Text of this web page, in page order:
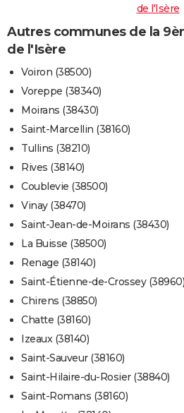
de l'Isère
Autres communes de la
de l'Isère
Voiron (38500)
Voreppe (38340)
Moirans (38430)
Saint-Marcellin (38160)
Tullins (38210)
Rives (38140)
Coublevie (38500)
Vinay (38470)
Saint-Jean-de-Moirans (38430)
La Buisse (38500)
Renage (38140)
Saint-Étienne-de-Crossey (38960)
Chirens (38850)
Chatte (38160)
Izeaux (38140)
Saint-Sauveur (38160)
Saint-Hilaire-du-Rosier (38840)
Saint-Romans (38160)